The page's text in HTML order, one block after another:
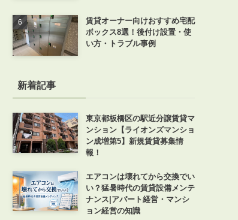
賃貸オーナー向けおすすめ宅配
ボックス8選！後付け設置・使
い方・トラブル事例
新着記事
東京都板橋区の駅近分譲賃貸マ
ンション【ライオンズマンショ
ン成増第5】新規賃貸募集情
報！
エアコンは壊れてから交換でい
い？猛暑時代の賃貸設備メンテ
ナンス|アパート経営・マンシ
ョン経営の知識